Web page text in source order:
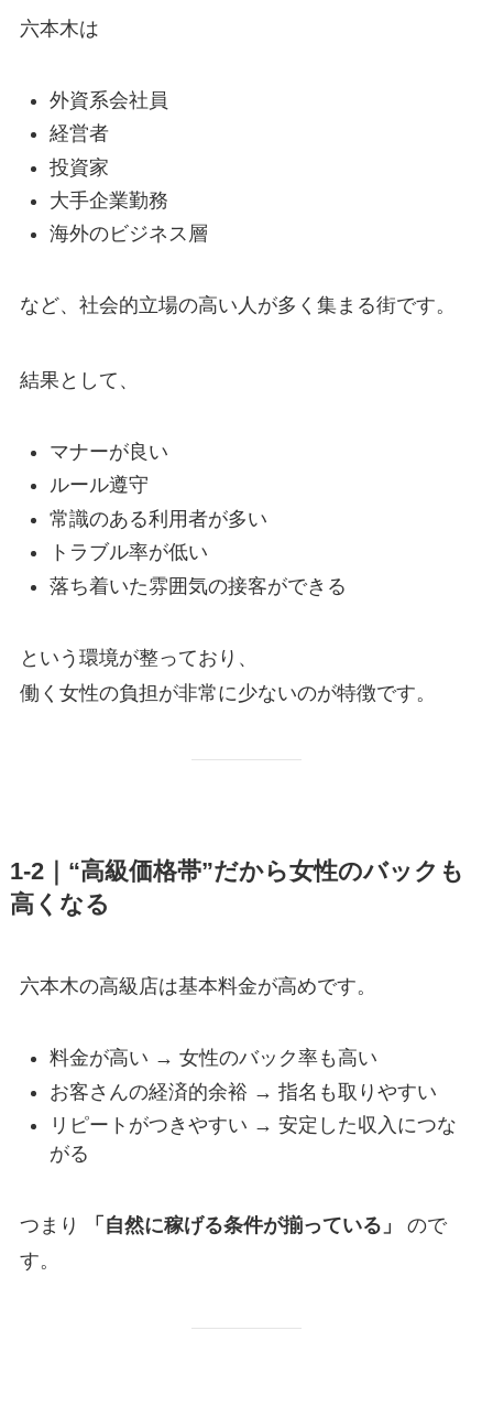
六本木は
外資系会社員
経営者
投資家
大手企業勤務
海外のビジネス層
など、社会的立場の高い人が多く集まる街です。
結果として、
マナーが良い
ルール遵守
常識のある利用者が多い
トラブル率が低い
落ち着いた雰囲気の接客ができる
という環境が整っており、
働く女性の負担が非常に少ないのが特徴です。
1-2｜“高級価格帯”だから女性のバックも
高くなる
六本木の高級店は基本料金が高めです。
料金が高い → 女性のバック率も高い
お客さんの経済的余裕 → 指名も取りやすい
リピートがつきやすい → 安定した収入につな
がる
つまり 「自然に稼げる条件が揃っている」
ので
す。